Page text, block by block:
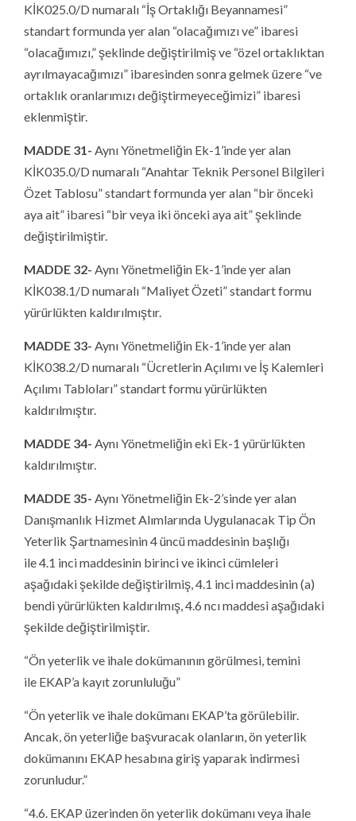
KİK025.0/D numaralı “İş Ortaklığı Beyannamesi”
standart formunda yer alan “olacağımızı ve” ibaresi
“olacağımızı,” şeklinde değiştirilmiş ve “özel ortaklıktan
ayrılmayacağımızı” ibaresinden sonra gelmek üzere “ve
ortaklık oranlarımızı değiştirmeyeceğimizi” ibaresi
eklenmiştir.
MADDE 31- Aynı Yönetmeliğin Ek-1’inde yer alan
KİK035.0/D numaralı “Anahtar Teknik Personel Bilgileri
Özet Tablosu” standart formunda yer alan “bir önceki
aya ait” ibaresi “bir veya iki önceki aya ait” şeklinde
değiştirilmiştir.
MADDE 32- Aynı Yönetmeliğin Ek-1’inde yer alan
KİK038.1/D numaralı “Maliyet Özeti” standart formu
yürürlükten kaldırılmıştır.
MADDE 33- Aynı Yönetmeliğin Ek-1’inde yer alan
KİK038.2/D numaralı “Ücretlerin Açılımı ve İş Kalemleri
Açılımı Tabloları” standart formu yürürlükten
kaldırılmıştır.
MADDE 34- Aynı Yönetmeliğin eki Ek-1 yürürlükten
kaldırılmıştır.
MADDE 35- Aynı Yönetmeliğin Ek-2’sinde yer alan
Danışmanlık Hizmet Alımlarında Uygulanacak Tip Ön
Yeterlik Şartnamesinin 4 üncü maddesinin başlığı
ile 4.1 inci maddesinin birinci ve ikinci cümleleri
aşağıdaki şekilde değiştirilmiş, 4.1 inci maddesinin (a)
bendi yürürlükten kaldırılmış, 4.6 ncı maddesi aşağıdaki
şekilde değiştirilmiştir.
“Ön yeterlik ve ihale dokümanının görülmesi, temini
ile EKAP’a kayıt zorunluluğu”
“Ön yeterlik ve ihale dokümanı EKAP’ta görülebilir.
Ancak, ön yeterliğe başvuracak olanların, ön yeterlik
dokümanını EKAP hesabına giriş yaparak indirmesi
zorunludur.”
“4.6. EKAP üzerinden ön yeterlik dokümanı veya ihale